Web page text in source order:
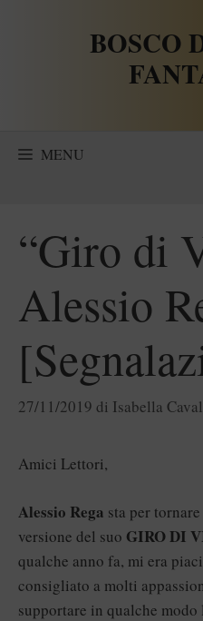
BOSCO
MENU
“Giro di
Alessio
27/11/2019 di Isabella
Amici Lettori,
Alessio Rega sta per
versione del suo GIRO DI
qualche anno fa, mi era
consigliato a molti
supportare in qualche modo